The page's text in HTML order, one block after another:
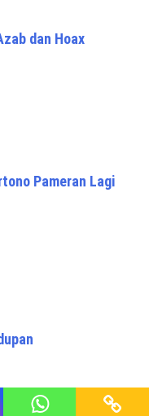
dan Hoax
Pameran Lagi